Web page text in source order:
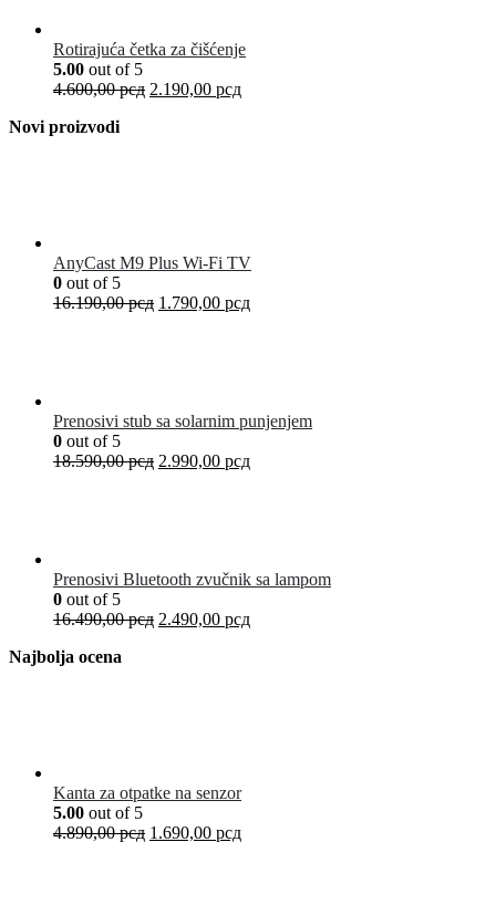
Rotirajuća četka za čišćenje
5.00 out of 5
4.600,00рсд 2.190,00 рсд
Novi proizvodi
AnyCast M9 Plus Wi-Fi TV
0 out of 5
16.190,00рсд 1.790,00 рсд
Prenosivi stub sa solarnim punjenjem
0 out of 5
18.590,00рсд 2.990,00 рсд
Prenosivi Bluetooth zvučnik sa lampom
0 out of 5
16.490,00рсд 2.490,00 рсд
Najbolja ocena
Kanta za otpatke na senzor
5.00 out of 5
4.890,00рсд 1.690,00 рсд